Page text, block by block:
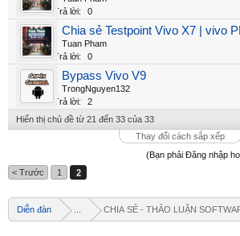
Trả lời:
0
Chia sẻ Testpoint Vivo X7 | vivo
Tuan Pham
Trả lời:
0
Bypass Vivo V9
TrongNguyen132
Trả lời:
2
Hiển thị chủ đề từ 21 đến 33 của 33
Thay đổi cách sắp xếp
(Bạn phải Đăng nhập
< Trước
1 2
Diễn đàn CHIA SẺ - THẢO LUẬN